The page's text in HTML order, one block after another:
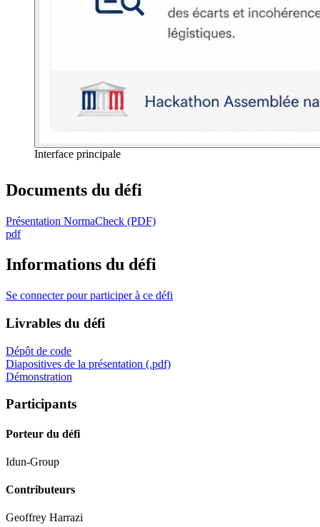
Interface principale
Documents du défi
Présentation NormaCheck (PDF)
pdf
Informations du défi
Se connecter pour participer à ce défi
Livrables du défi
Dépôt de code
Diapositives de la présentation (.pdf)
Démonstration
Participants
Porteur du défi
Idun-Group
Contributeurs
Geoffrey Harrazi